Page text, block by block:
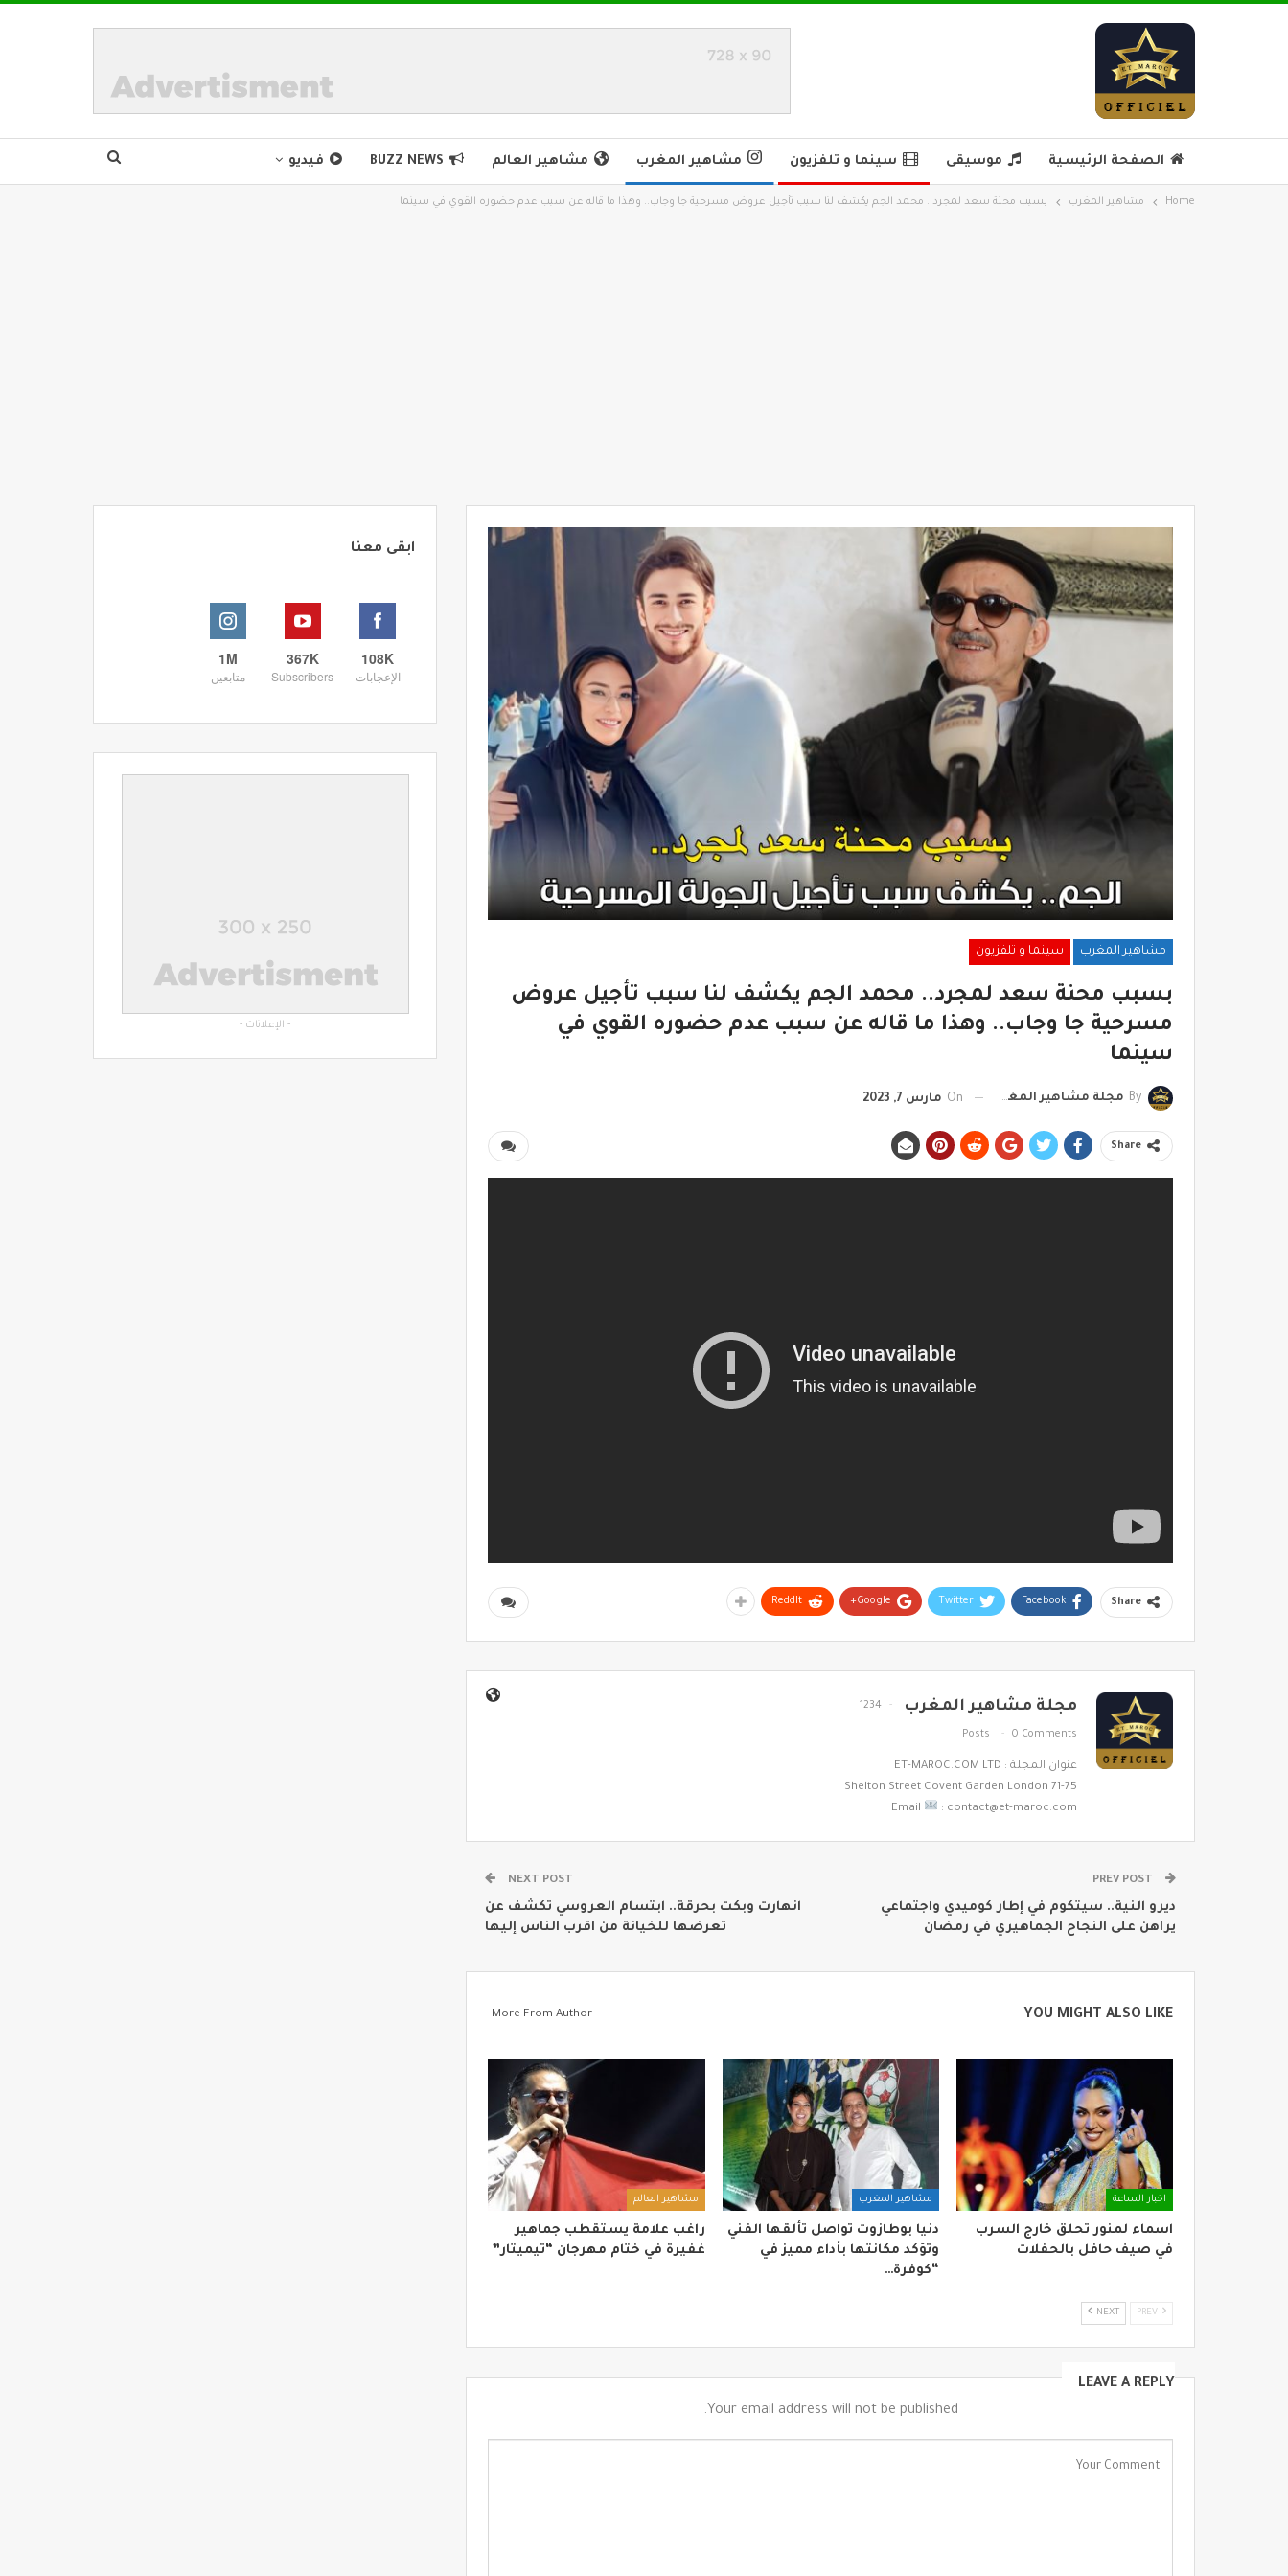
الصفحة الرئيسية موسيقى سينما و تلفزيون مشاهير المغرب مشاهير العالم BUZZ NEWS فيديو
Home مشاهير المغرب بسبب محنة سعد لمجرد.. محمد الجم يكشف لنا سبب تأجيل عروض مسرحية جا وجاب.. وهذا ما قاله عن سبب عدم حضوره القوي في سينما
مشاهير المغرب سينما و تلفزيون
بسبب محنة سعد لمجرد.. محمد الجم يكشف لنا سبب تأجيل عروض
مسرحية جا وجاب.. وهذا ما قاله عن سبب عدم حضوره القوي في
سينما
By مجلة مشاهير المغرب On مارس 7, 2023
Share
Share
Facebook
Twitter
Google+
ReddIt
مجلة مشاهير المغرب 1234
Posts 0 Comments
عنوان المجلة : ET-MAROC.COM LTD
71-75 Shelton Street Covent Garden London
Email
: contact@et-maroc.com
ديرو النية.. سيتكوم في إطار كوميدي واجتماعي
يراهن على النجاح الجماهيري في رمضان
NEXT POST
انهارت وبكت بحرقة.. ابتسام العروسي تكشف عن
تعرضها للخيانة من اقرب الناس إليها
YOU MIGHT ALSO LIKE
More From Author
اخبار الساعة
اسماء لمنور تحلق خارج السرب
في صيف حافل بالحفلات
مشاهير المغرب
دنيا بوطازوت تواصل تألقها الفني
وتؤكد مكانتها بأداء مميز في
“كوفرة…
مشاهير العالم
راغب علامة يستقطب جماهير
غفيرة في ختام مهرجان “تيميتار”
NEXT
LEAVE A REPLY
Your email address will not be published.
ابقى معنا
108K
الإعجابات
367K
Subscribers
1M
متابعين
- الإعلانات -